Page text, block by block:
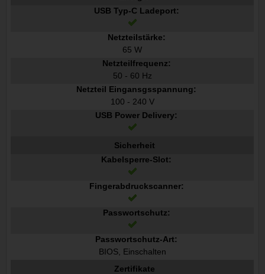
USB Typ-C Ladeport:
Netzteilstärke:
65 W
Netzteilfrequenz:
50 - 60 Hz
Netzteil Eingansgsspannung:
100 - 240 V
USB Power Delivery:
Sicherheit
Kabelsperre-Slot:
Fingerabdruckscanner:
Passwortschutz:
Passwortschutz-Art:
BIOS, Einschalten
Zertifikate